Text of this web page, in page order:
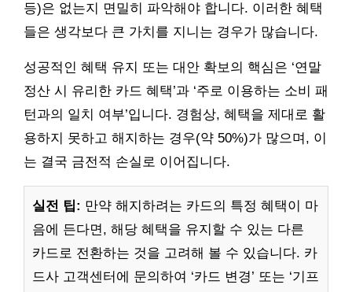
등)은 없는지 면밀히 파악해야 합니다. 이러한 혜택
들은 생각보다 큰 가치를 지니는 경우가 많습니다.
성공적인 혜택 유지 또는 대안 확보의 핵심은 ‘연말
정산 시 유리한 카드 혜택’과 ‘주로 이용하는 소비 패
턴과의 일치 여부’입니다. 경험상, 혜택을 제대로 활
용하지 못하고 해지하는 경우(약 50%)가 많으며, 이
는 결국 금전적 손실로 이어집니다.
실전 팁: 만약 해지하려는 카드의 특정 혜택이 마
음에 든다면, 해당 혜택을 유지할 수 있는 다른
카드로 전환하는 것을 고려해 볼 수 있습니다. 카
드사 고객센터에 문의하여 ‘카드 변경’ 또는 ‘기프